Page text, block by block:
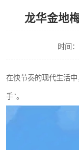
龙华金地
时间
在快节奏的现代生活
手"。